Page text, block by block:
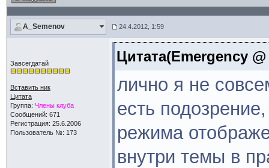
A_Semenov 24.4.2012, 1:59
Завсегдатай
Вставить ник
Цитата
Группа: Члены клуба
Сообщений: 671
Регистрация: 25.6.2006
Пользователь №: 173
Цитата(Emergency
лично я не
есть
режима
внутри темы в